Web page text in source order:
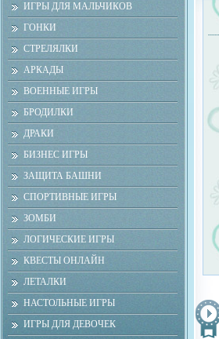
ИГРЫ ДЛЯ МАЛЬЧИКОВ
ГОНКИ
СТРЕЛЯЛКИ
АРКАДЫ
ВОЕННЫЕ ИГРЫ
БРОДИЛКИ
ДРАКИ
БИЗНЕС ИГРЫ
ЗАЩИТА БАШНИ
СПОРТИВНЫЕ ИГРЫ
ЗОМБИ
ЛОГИЧЕСКИЕ ИГРЫ
КВЕСТЫ ОНЛАЙН
ЛЕТАЛКИ
НАСТОЛЬНЫЕ ИГРЫ
ИГРЫ ДЛЯ ДЕВОЧЕК